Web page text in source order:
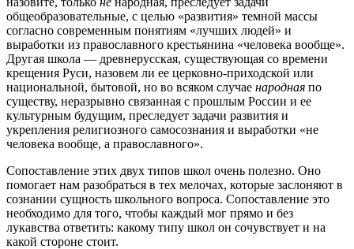
общеобразовательные, с целью «развития» темной массы
согласно современным понятиям «лучших людей» и
выработки из православного крестьянина «человека вообще».
Другая школа — древнерусская, существующая со времени
крещения Руси, назовем ли ее церковно-приходской или
национальной, бытовой, но во всяком случае народная по
существу, неразрывно связанная с прошлым России и ее
культурным будущим, преследует задачи развития и
укрепления религиозного самосознания и выработки «не
человека вообще, а православного».
Сопоставление этих двух типов школ очень полезно. Оно
помогает нам разобраться в тех мелочах, которые заслоняют в
сознании сущность школьного вопроса. Сопоставление это
необходимо для того, чтобы каждый мог прямо и без
лукавства ответить: какому типу школ он сочувствует и на
какой стороне стоит.